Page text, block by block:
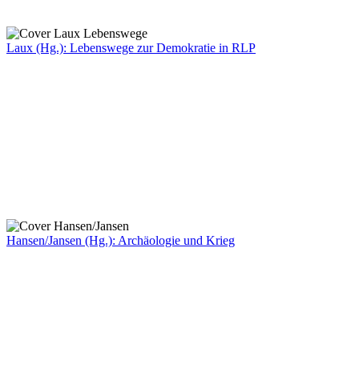
Laux (Hg.): Lebenswege zur Demokratie in RLP
Hansen/Jansen (Hg.): Archäologie und Krieg